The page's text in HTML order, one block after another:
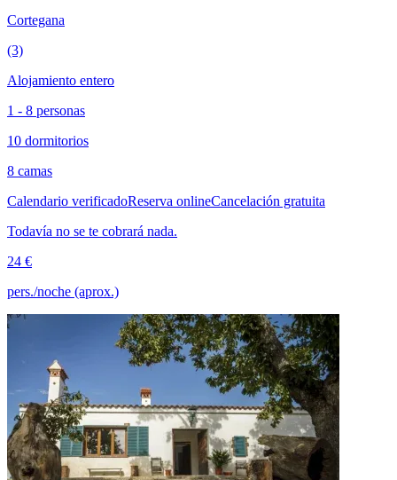
Cortegana
(3)
Alojamiento entero
1 - 8 personas
10 dormitorios
8 camas
Calendario verificadoReserva onlineCancelación gratuita
Todavía no se te cobrará nada.
24 €
pers./noche (aprox.)